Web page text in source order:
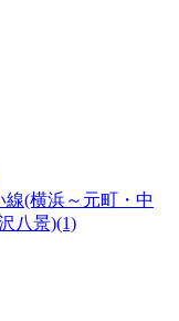
線(横浜～元町・中
八景)(1)